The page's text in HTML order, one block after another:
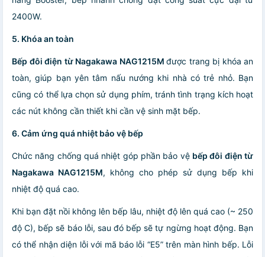
2400W.
5. Khóa an toàn
Bếp đôi điện từ Nagakawa NAG1215M được trang bị khóa an
toàn, giúp bạn yên tâm nấu nướng khi nhà có trẻ nhỏ. Bạn
cũng có thể lựa chọn sử dụng phím, tránh tình trạng kích hoạt
các nút không cần thiết khi cần vệ sinh mặt bếp.
6. Cảm ứng quá nhiệt bảo vệ bếp
Chức năng chống quá nhiệt góp phần bảo vệ bếp đôi điện từ
Nagakawa NAG1215M, không cho phép sử dụng bếp khi
nhiệt độ quá cao.
Khi bạn đặt nồi không lên bếp lâu, nhiệt độ lên quá cao (~ 250
độ C), bếp sẽ báo lỗi, sau đó bếp sẽ tự ngừng hoạt động. Bạn
có thể nhận diện lỗi với mã báo lỗi “E5” trên màn hình bếp. Lỗi